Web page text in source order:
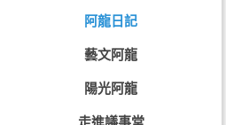
阿龍日記
藝文阿龍
陽光阿龍